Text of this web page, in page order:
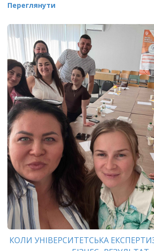
Переглянути
КОЛИ УНІВЕРСИТЕТСЬКА